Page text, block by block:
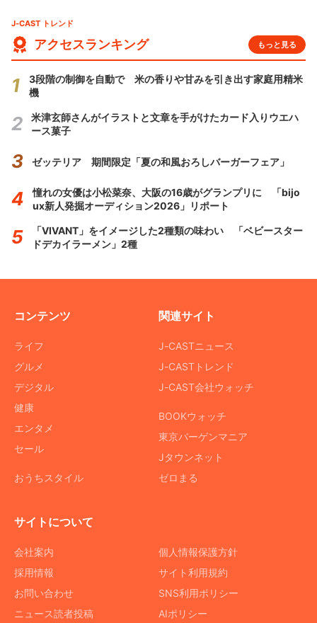
J-CAST トレンド
アクセスランキング もっと見る
3段階の制御を自動で 米の香りや甘みを引き出す家庭用精米
機
米津玄師さんがイラストと文章を手がけたカード入りウエハ
ース菓子
ゼッテリア 期間限定「夏の和風おろしバーガーフェア」
憧れの女優は小松菜奈、大阪の16歳がグランプリに 「bijo
ux新人発掘オーディション2026」リポート
「VIVANT」をイメージした2種類の味わい 「ベビースター
ドデカイラーメン」2種
コンテンツ
ライフ
グルメ
デジタル
健康
エンタメ
セール
おうちスタイル
関連サイト
J-CASTニュース
J-CASTトレンド
J-CAST会社ウォッチ
BOOKウォッチ
東京バーゲンマニア
Jタウンネット
ゼロまる
サイトについて
会社案内
採用情報
お問い合わせ
ニュース読者投稿
個人情報保護方針
サイト利用規約
SNS利用ポリシー
AIポリシー